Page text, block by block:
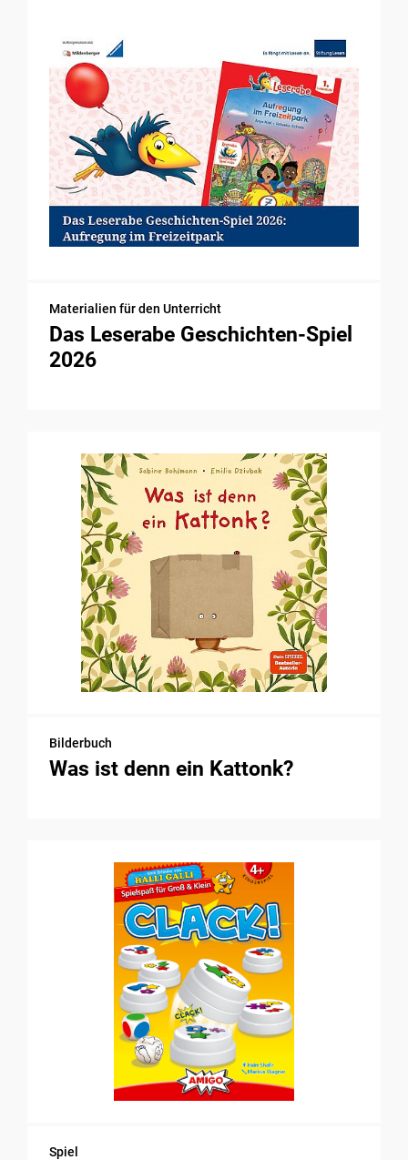
Materialien für den Unterricht
Das Leserabe Geschichten-Spiel
2026
Bilderbuch
Was ist denn ein Kattonk?
Spiel